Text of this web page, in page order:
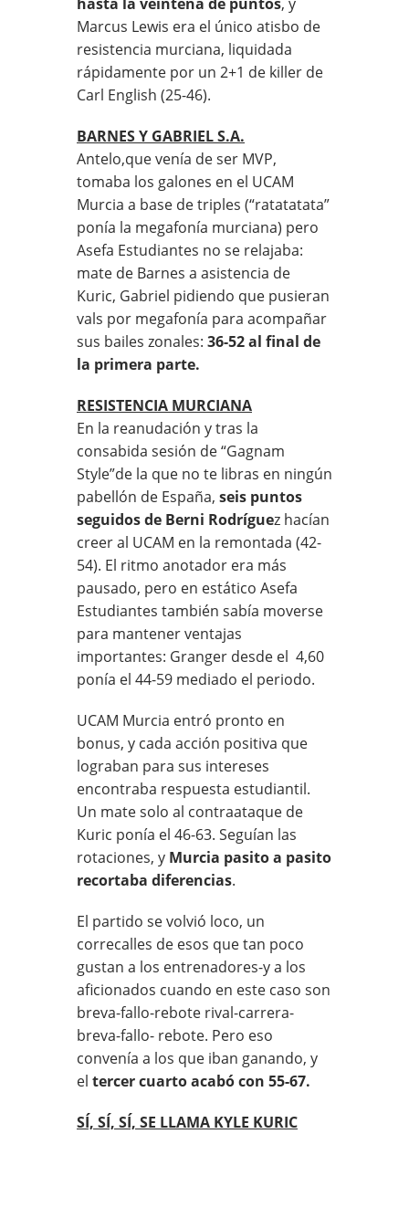
Marcus Lewis era el único atisbo de
resistencia murciana, liquidada
rápidamente por un 2+1 de killer de
Carl English (25-46).
BARNES Y GABRIEL S.A.
Antelo,que venía de ser MVP,
tomaba los galones en el UCAM
Murcia a base de triples (“ratatatata”
ponía la megafonía murciana) pero
Asefa Estudiantes no se relajaba:
mate de Barnes a asistencia de
Kuric, Gabriel pidiendo que pusieran
vals por megafonía para acompañar
sus bailes zonales: 36-52 al final de
la primera parte.
RESISTENCIA MURCIANA
En la reanudación y tras la
consabida sesión de “Gagnam
Style”de la que no te libras en ningún
pabellón de España, seis puntos
seguidos de Berni Rodríguez hacían
creer al UCAM en la remontada (42-
54). El ritmo anotador era más
pausado, pero en estático Asefa
Estudiantes también sabía moverse
para mantener ventajas
importantes: Granger desde el 4,60
ponía el 44-59 mediado el periodo.
UCAM Murcia entró pronto en
bonus, y cada acción positiva que
lograban para sus intereses
encontraba respuesta estudiantil.
Un mate solo al contraataque de
Kuric ponía el 46-63. Seguían las
rotaciones, y Murcia pasito a pasito
recortaba diferencias.
El partido se volvió loco, un
correcalles de esos que tan poco
gustan a los entrenadores-y a los
aficionados cuando en este caso son
breva-fallo-rebote rival-carrera-
breva-fallo- rebote. Pero eso
convenía a los que iban ganando, y
el tercer cuarto acabó con 55-67.
SÍ, SÍ, SÍ, SE LLAMA KYLE KURIC